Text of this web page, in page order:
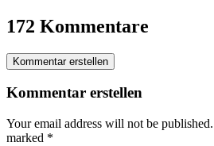
172 Kommentare
Kommentar erstellen
Kommentar erstellen
Your email address will not be published.
marked *